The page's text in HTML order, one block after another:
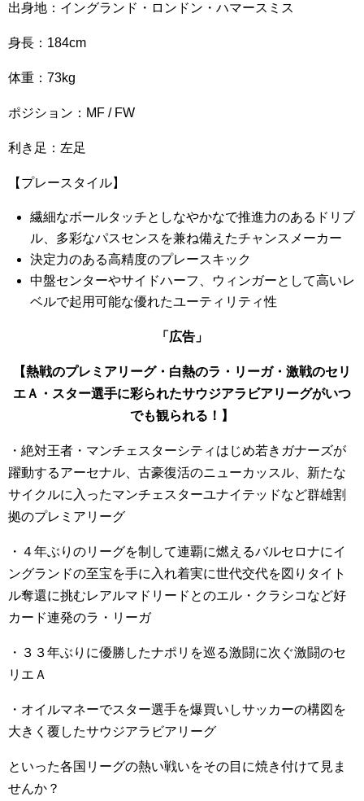
出身地：イングランド・ロンドン・ハマースミス
身長：184cm
体重：73kg
ポジション：MF / FW
利き足：左足
【プレースタイル】
繊細なボールタッチとしなやかなで推進力のあるドリブ
ル、多彩なパスセンスを兼ね備えたチャンスメーカー
決定力のある高精度のプレースキック
中盤センターやサイドハーフ、ウィンガーとして高いレ
ベルで起用可能な優れたユーティリティ性
「広告」
【熱戦のプレミアリーグ・白熱のラ・リーガ・激戦のセリ
エＡ・スター選手に彩られたサウジアラビアリーグがいつ
でも観られる！】
・絶対王者・マンチェスターシティはじめ若きガナーズが
躍動するアーセナル、古豪復活のニューカッスル、新たな
サイクルに入ったマンチェスターユナイテッドなど群雄割
拠のプレミアリーグ
・４年ぶりのリーグを制して連覇に燃えるバルセロナにイ
ングランドの至宝を手に入れ着実に世代交代を図りタイト
ル奪還に挑むレアルマドリードとのエル・クラシコなど好
カード連発のラ・リーガ
・３３年ぶりに優勝したナポリを巡る激闘に次ぐ激闘のセ
リエＡ
・オイルマネーでスター選手を爆買いしサッカーの構図を
大きく覆したサウジアラビアリーグ
といった各国リーグの熱い戦いをその目に焼き付けて見ま
せんか？